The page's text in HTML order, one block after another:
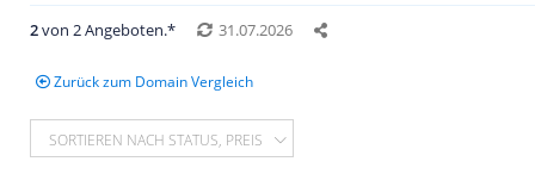
2von 2 Angeboten.* 31.07.2026
Zurück zum Domain Vergleich
SORTIEREN NACH STATUS, PREIS